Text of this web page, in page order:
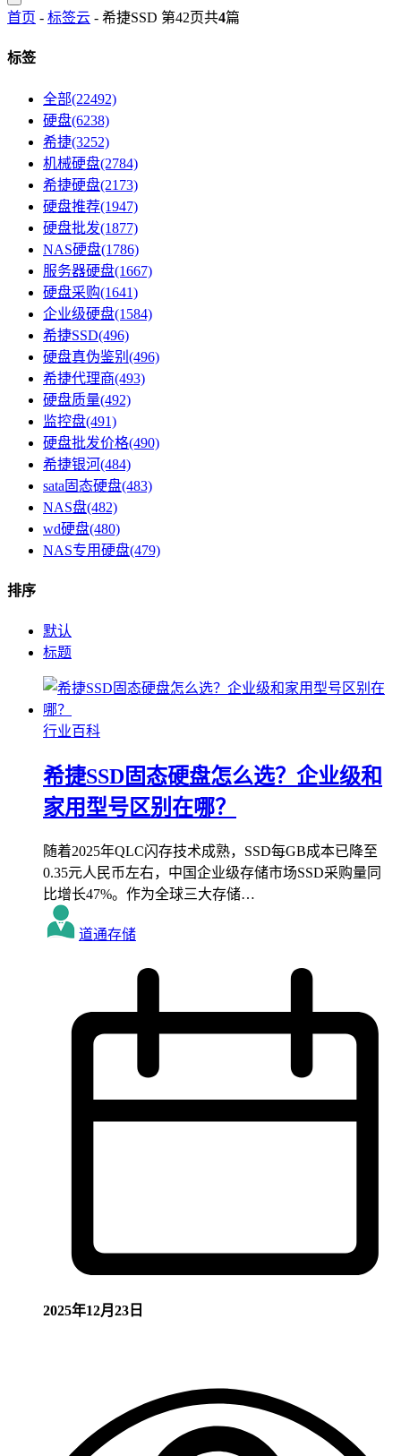
首页 - 标签云 - 希捷SSD 第42页共4篇
标签
全部(22492)
硬盘(6238)
希捷(3252)
机械硬盘(2784)
希捷硬盘(2173)
硬盘推荐(1947)
硬盘批发(1877)
NAS硬盘(1786)
服务器硬盘(1667)
硬盘采购(1641)
企业级硬盘(1584)
希捷SSD(496)
硬盘真伪鉴别(496)
希捷代理商(493)
硬盘质量(492)
监控盘(491)
硬盘批发价格(490)
希捷银河(484)
sata固态硬盘(483)
NAS盘(482)
wd硬盘(480)
NAS专用硬盘(479)
排序
默认
标题
行业百科
希捷SSD固态硬盘怎么选？企业级和
家用型号区别在哪？
随着2025年QLC闪存技术成熟，SSD每GB成本已降至
0.35元人民币左右，中国企业级存储市场SSD采购量同
比增长47%。作为全球三大存储…
道通存储
2025年12月23日